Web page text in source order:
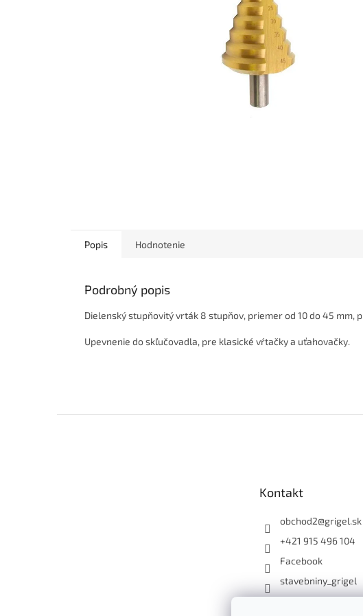
Popis Hodnotenie
Podrobný popis
Dielenský stupňovitý vrták 8 stupňov, priemer od 10 do 45 mm,
Upevnenie do skľučovadla, pre klasické vŕtačky a uťahovačky.
Kontakt
obchod2@grigel.sk
+421 915 496 104
Facebook
stavebniny_grigel
+421915496104